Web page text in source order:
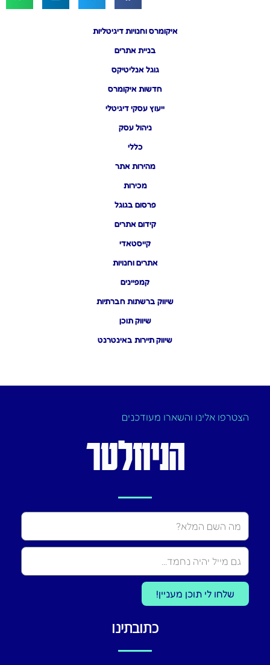
איקומרס וחנויות דיגיטליות
בניית אתרים
גוגל אנליטיקס
חדשות איקומרס
ייעוץ עסקי דיגיטלי
ניהול עסק
כללי
מהירות אתר
מכירות
פרסום בגוגל
קידום אתרים
קייסטאדי
אתרים וחנויות
קמפיינים
שיווק ברשתות חברתיות
שיווק תוכן
שיווק תיירות באינטרנט
כתובתינו
הצטרפו אלינו והשארו מעודכנים
הניוזלטר
Name
שלחו לי תוכן מעניין!